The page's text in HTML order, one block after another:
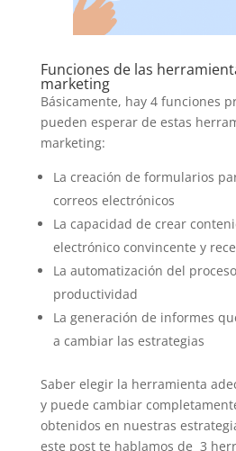
Funciones de las
marketing
Básicamente, hay 4 funciones
pueden esperar de estas
marketing:
La creación de formularios
correos electrónicos
La capacidad de crear
electrónico convincente y
La automatización del
productividad
La generación de informes
a cambiar las estrategias
Saber elegir la herramienta
y puede cambiar
obtenidos en nuestras
este post te hablamos de 3